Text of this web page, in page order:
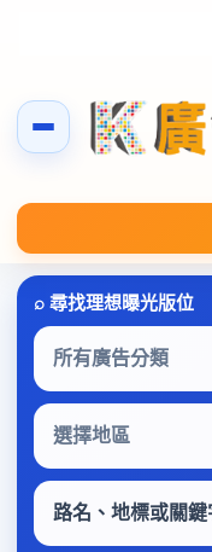
所有廣告分類
選擇地區